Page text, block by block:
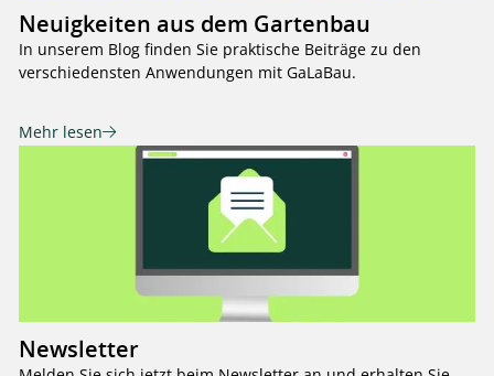
Neuigkeiten aus dem Gartenbau
In unserem Blog finden Sie praktische Beiträge zu den
verschiedensten Anwendungen mit GaLaBau.
Mehr lesen
Newsletter